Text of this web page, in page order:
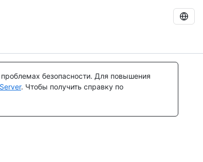
безопасности. Для повышения
. Чтобы получить справку по